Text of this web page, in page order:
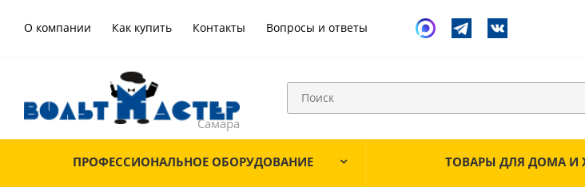
О компании Как купить Контакты Вопросы и ответы
ПРОФЕССИОНАЛЬНОЕ ОБОРУДОВАНИЕ ТОВАРЫ ДЛЯ ДОМА И